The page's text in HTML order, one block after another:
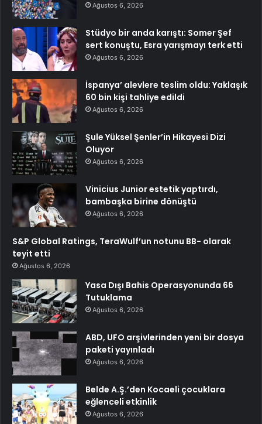
Ağustos 6, 2026
Stüdyo bir anda karıştı: Somer Şef
sert konuştu, Esra yarışmayı terk etti
Ağustos 6, 2026
İspanya’ alevlere teslim oldu: Yaklaşık
60 bin kişi tahliye edildi
Ağustos 6, 2026
Şule Yüksel Şenler’in Hikayesi Dizi
Oluyor
Ağustos 6, 2026
Vinicius Junior estetik yaptırdı,
bambaşka birine dönüştü
Ağustos 6, 2026
S&P Global Ratings, TeraWulf’un notunu BB- olarak
teyit etti
Ağustos 6, 2026
Yasa Dışı Bahis Operasyonunda 66
Tutuklama
Ağustos 6, 2026
ABD, UFO arşivlerinden yeni bir dosya
paketi yayınladı
Ağustos 6, 2026
Belde A.Ş.’den Kocaeli çocuklara
eğlenceli etkinlik
Ağustos 6, 2026